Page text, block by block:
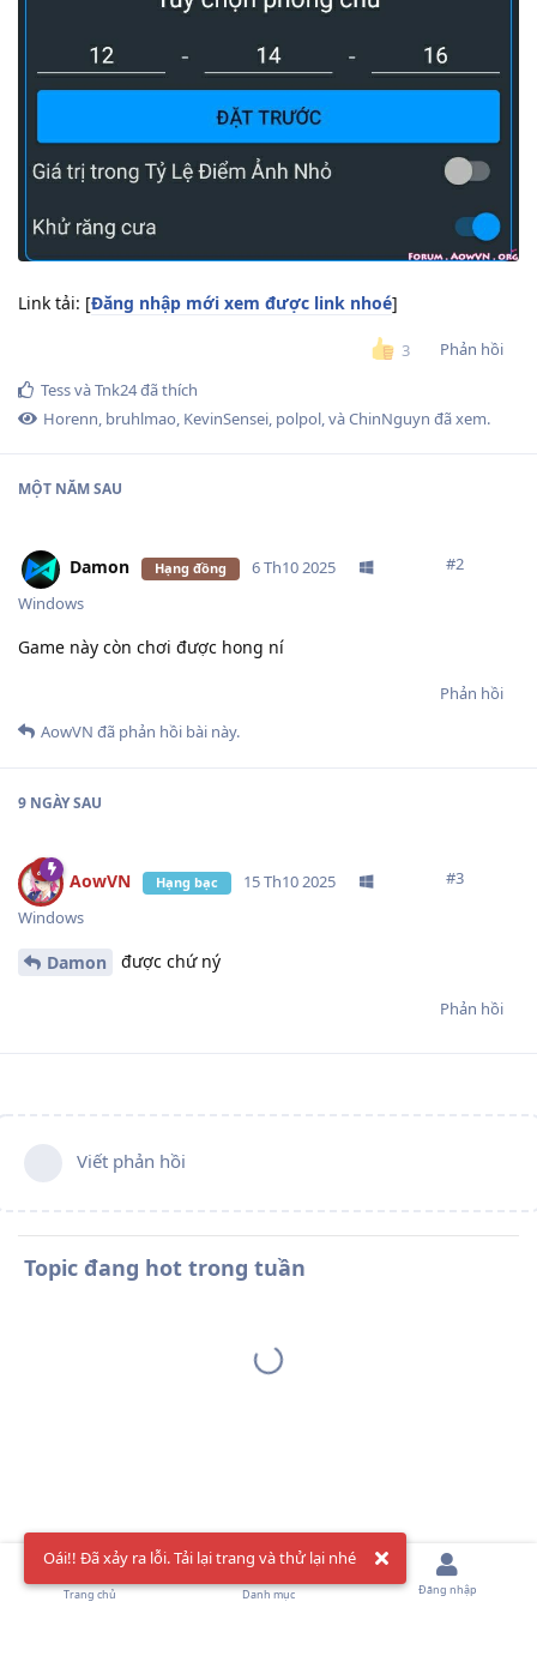
Link tải: [Đăng nhập mới xem được link nhoé]
3
Phản hồi
TessvàTnk24đã thích
Horenn bruhlmao KevinSensei polpol , vàChinNguyn đã xem.
MỘT NĂMSAU
Damon Hạng đồng 6 Th10 2025 #2
Windows
Game này còn chơi được hong ní
Phản hồi
AowVN đã phản hồi bài này.
9 NGÀYSAU
AowVN Hạng bạc 15 Th10 2025 #3
Windows
Damon được chứ ný
Phản hồi
Viết phản hồi
Topic đang hot trong tuần
Oái!! Đã xảy ra lỗi. Tải lại trang và thử lại nhé
Trang chủ Danh mục Đăng nhập